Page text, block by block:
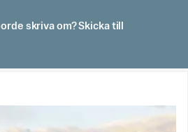
skriva om? Skicka till